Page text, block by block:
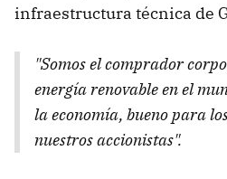
infraestructura técnica de
"Somos el comprador
energía renovable en el
la economía, bueno para
nuestros accionistas".